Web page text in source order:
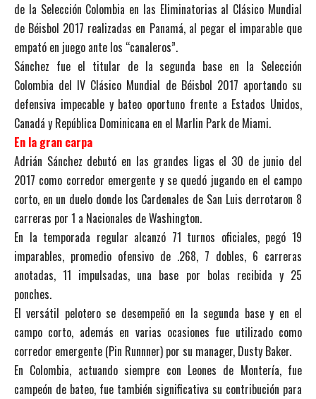
de la Selección Colombia en las Eliminatorias al Clásico Mundial
de Béisbol 2017 realizadas en Panamá, al pegar el imparable que
empató en juego ante los “canaleros”.
Sánchez fue el titular de la segunda base en la Selección
Colombia del IV Clásico Mundial de Béisbol 2017 aportando su
defensiva impecable y bateo oportuno frente a Estados Unidos,
Canadá y República Dominicana en el Marlin Park de Miami.
En la gran carpa
Adrián Sánchez debutó en las grandes ligas el 30 de junio del
2017 como corredor emergente y se quedó jugando en el campo
corto, en un duelo donde los Cardenales de San Luis derrotaron 8
carreras por 1 a Nacionales de Washington.
En la temporada regular alcanzó 71 turnos oficiales, pegó 19
imparables, promedio ofensivo de .268, 7 dobles, 6 carreras
anotadas, 11 impulsadas, una base por bolas recibida y 25
ponches.
El versátil pelotero se desempeñó en la segunda base y en el
campo corto, además en varias ocasiones fue utilizado como
corredor emergente (Pin Runnner) por su manager, Dusty Baker.
En Colombia, actuando siempre con Leones de Montería, fue
campeón de bateo, fue también significativa su contribución para